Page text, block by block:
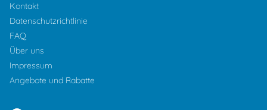
Kontakt
Datenschutzrichtlinie
FAQ
Über uns
Impressum
Angebote und Rabatte